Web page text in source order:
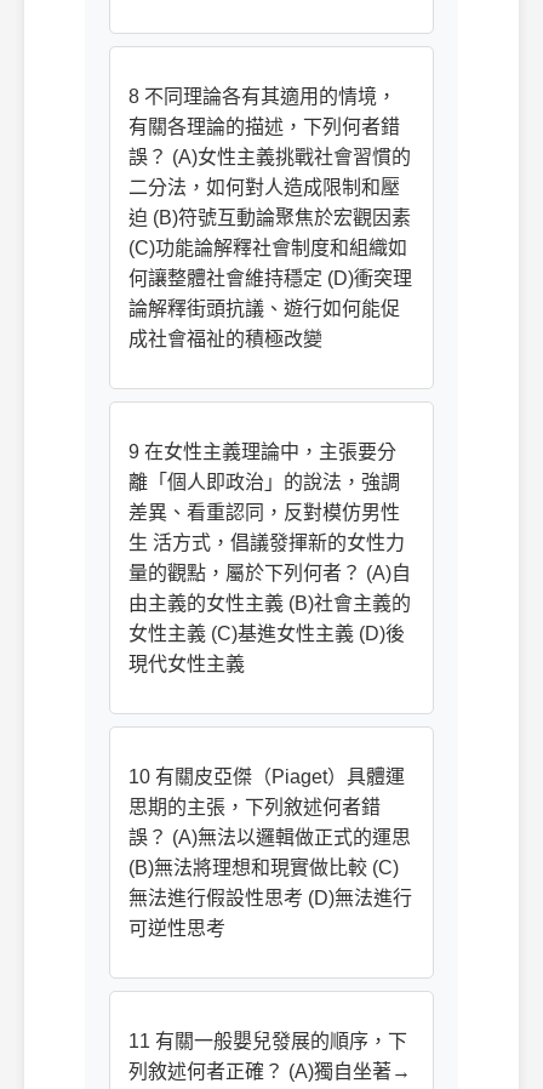
8 不同理論各有其適用的情境，
有關各理論的描述，下列何者錯
誤？ (A)女性主義挑戰社會習慣的
二分法，如何對人造成限制和壓
迫 (B)符號互動論聚焦於宏觀因素
(C)功能論解釋社會制度和組織如
何讓整體社會維持穩定 (D)衝突理
論解釋街頭抗議、遊行如何能促
成社會福祉的積極改變
9 在女性主義理論中，主張要分
離「個人即政治」的說法，強調
差異、看重認同，反對模仿男性
生 活方式，倡議發揮新的女性力
量的觀點，屬於下列何者？ (A)自
由主義的女性主義 (B)社會主義的
女性主義 (C)基進女性主義 (D)後
現代女性主義
10 有關皮亞傑（Piaget）具體運
思期的主張，下列敘述何者錯
誤？ (A)無法以邏輯做正式的運思
(B)無法將理想和現實做比較 (C)
無法進行假設性思考 (D)無法進行
可逆性思考
11 有關一般嬰兒發展的順序，下
列敘述何者正確？ (A)獨自坐著→